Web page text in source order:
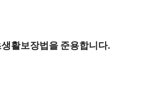
활보장법을 준용합니다.